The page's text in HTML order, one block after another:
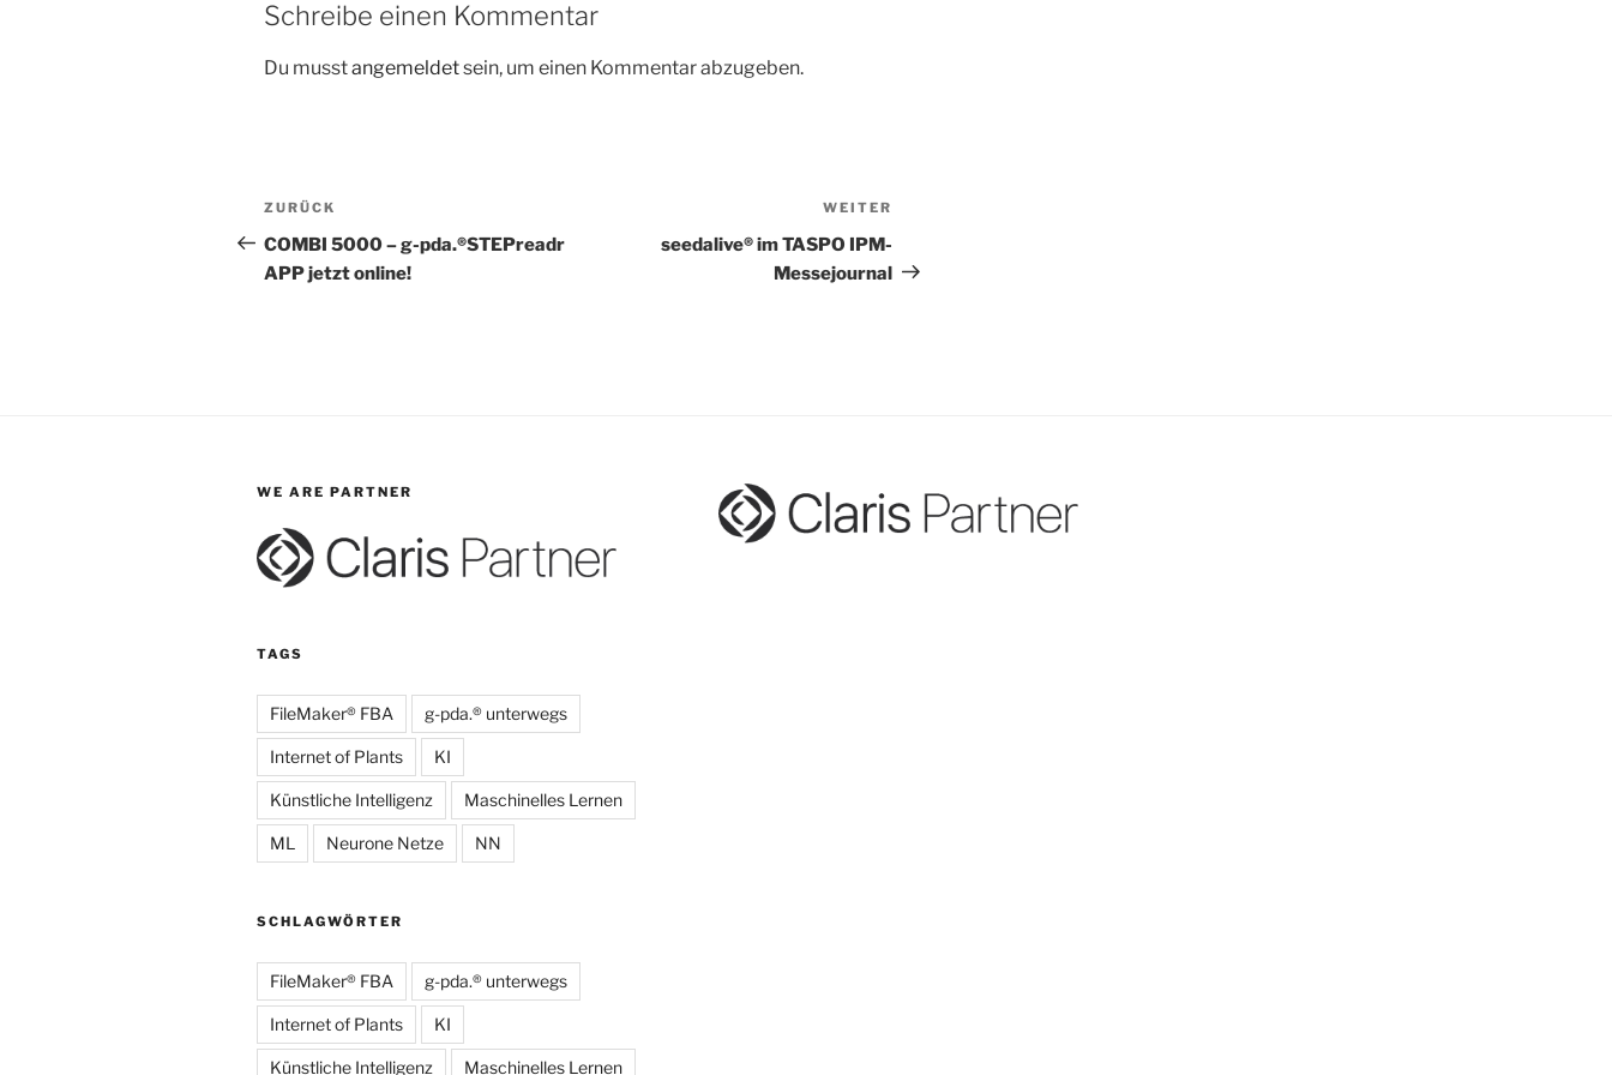
Schreibe einen Kommentar
Du musstangemeldetsein, um einen Kommentar abzugeben.
Beitragsnavigation
Vorheriger
Beitrag
ZURÜCK
COMBI 5000 – g-pda.®STEPreadr
APP jetzt online!
WEITER
seedalive® im TASPO IPM-
Messejournal
WE ARE PARTNER
TAGS
FileMaker® FBA g-pda.® unterwegs
Internet of Plants KI
Künstliche Intelligenz Maschinelles Lernen
ML Neurone Netze NN
SCHLAGWÖRTER
FileMaker® FBA g-pda.® unterwegs
Internet of Plants KI
Künstliche Intelligenz Maschinelles Lernen